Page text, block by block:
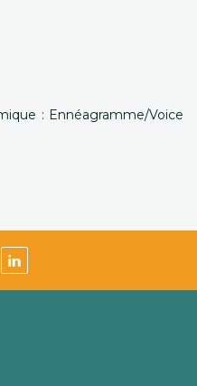
: Ennéagramme/Voice